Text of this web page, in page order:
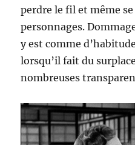
perdre le fil et même
personnages.
y est comme
lorsqu’il fait du
nombreuses